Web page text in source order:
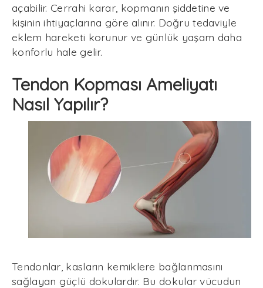
açabilir. Cerrahi karar, kopmanın şiddetine ve
kişinin ihtiyaçlarına göre alınır. Doğru tedaviyle
eklem hareketi korunur ve günlük yaşam daha
konforlu hale gelir.
Tendon Kopması Ameliyatı
Nasıl Yapılır?
Tendonlar, kasların kemiklere bağlanmasını
sağlayan güçlü dokulardır. Bu dokular vücudun